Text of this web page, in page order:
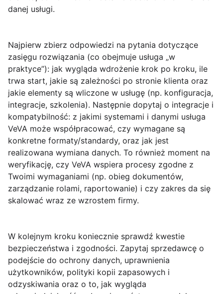
danej usługi.
Najpierw zbierz odpowiedzi na pytania dotyczące
zasięgu rozwiązania (co obejmuje usługa „w
praktyce”): jak wygląda wdrożenie krok po kroku, ile
trwa start, jakie są zależności po stronie klienta oraz
jakie elementy są wliczone w usługę (np. konfiguracja,
integracje, szkolenia). Następnie dopytaj o integracje i
kompatybilność: z jakimi systemami i danymi usługa
VeVA może współpracować, czy wymagane są
konkretne formaty/standardy, oraz jak jest
realizowana wymiana danych. To również moment na
weryfikację, czy VeVA wspiera procesy zgodne z
Twoimi wymaganiami (np. obieg dokumentów,
zarządzanie rolami, raportowanie) i czy zakres da się
skalować wraz ze wzrostem firmy.
W kolejnym kroku koniecznie sprawdź kwestie
bezpieczeństwa i zgodności. Zapytaj sprzedawcę o
podejście do ochrony danych, uprawnienia
użytkowników, polityki kopii zapasowych i
odzyskiwania oraz o to, jak wygląda